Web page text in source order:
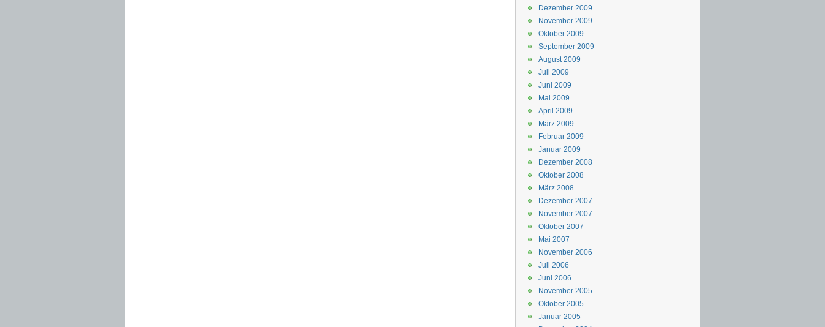
Dezember 2009
November 2009
Oktober 2009
September 2009
August 2009
Juli 2009
Juni 2009
Mai 2009
April 2009
März 2009
Februar 2009
Januar 2009
Dezember 2008
Oktober 2008
März 2008
Dezember 2007
November 2007
Oktober 2007
Mai 2007
November 2006
Juli 2006
Juni 2006
November 2005
Oktober 2005
Januar 2005